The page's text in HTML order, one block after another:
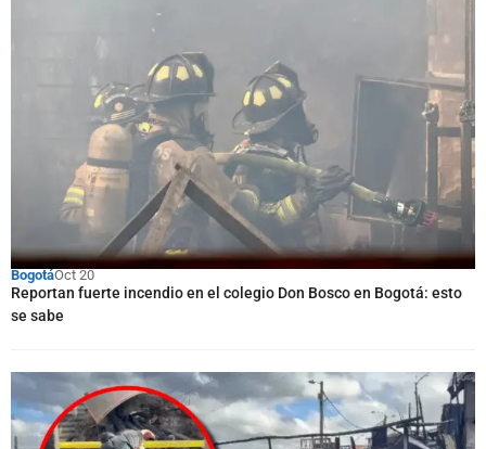
BogotáOct 20
Reportan fuerte incendio en el colegio Don Bosco en Bogotá: esto
se sabe